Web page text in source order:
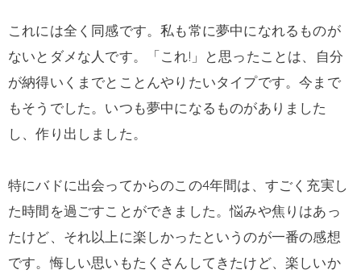
これには全く同感です。私も常に夢中になれるものが
ないとダメな人です。「これ!」と思ったことは、自分
が納得いくまでとことんやりたいタイプです。今まで
もそうでした。いつも夢中になるものがありました
し、作り出しました。
特にバドに出会ってからのこの4年間は、すごく充実し
た時間を過ごすことができました。悩みや焦りはあっ
たけど、それ以上に楽しかったというのが一番の感想
です。悔しい思いもたくさんしてきたけど、楽しいか